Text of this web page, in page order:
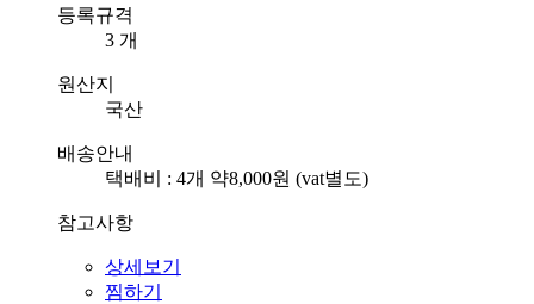
등록규격
3 개
원산지
국산
배송안내
택배비 : 4개 약8,000원 (vat별도)
참고사항
상세보기
찜하기